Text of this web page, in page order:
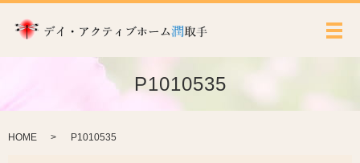
メ
P1010535
HOME P1010535